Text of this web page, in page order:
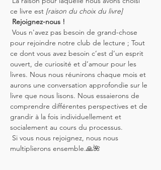
ce livre est [raison du choix du livre]
Rejoignez-nous !
pour rejoindre notre club de lecture ; Tout
ce dont vous avez besoin c’est d’un esprit
ouvert, de curiosité et d’amour pour les
livres. Nous nous réunirons chaque mois et
aurons une conversation approfondie sur le
livre que nous lisons. Nous essaierons de
comprendre différentes perspectives et de
grandir à la fois individuellement et
socialement au cours du processus.
multiplierons ensemble.🙏🌺